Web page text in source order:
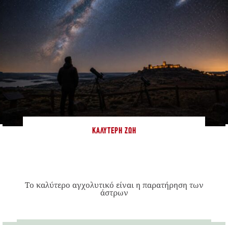
ΚΑΛΎΤΕΡΗ ΖΩΉ
Το καλύτερο αγχολυτικό είναι η παρατήρηση των
άστρων